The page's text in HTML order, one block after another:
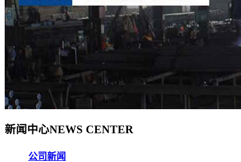
新闻中心NEWS CENTER
公司新闻